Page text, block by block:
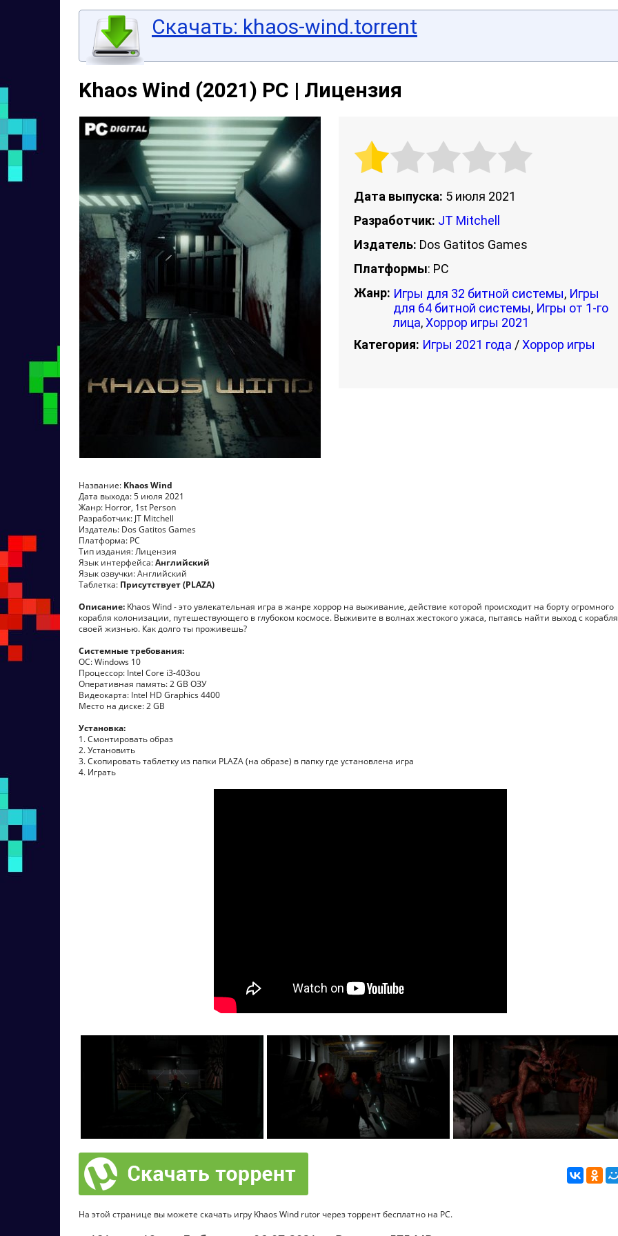
Скачать: khaos-wind.torrent
Khaos Wind (2021) PC | Лицензия
Дата выпуска: 5 июля 2021
Разработчик: JT Mitchell
Издатель: Dos Gatitos Games
Платформы: PC
Жанр: Игры для 32 битной системы, Игры
для 64 битной системы, Игры от 1-го
лица,Хоррор игры 2021
Категория: Игры 2021 года /Хоррор игры
Название: Khaos Wind
Дата выхода: 5 июля 2021
Жанр: Horror, 1st Person
Разработчик: JT Mitchell
Издатель: Dos Gatitos Games
Платформа: PC
Тип издания: Лицензия
Язык интерфейса:Английский
Язык озвучки: Английский
Таблетка: Присутствует (PLAZA)
Описание: Khaos Wind - это увлекательная игра в жанре хоррор на выживание, действие которой происходит на борту огромного
корабля колонизации, путешествующего в глубоком космосе. Выживите в волнах жестокого ужаса, пытаясь найти выход с корабля
своей жизнью. Как долго ты проживешь?
Системные требования:
ОС: Windows 10
Процессор: Intel Core i3-403ou
Оперативная память: 2 GB ОЗУ
Видеокарта: Intel HD Graphics 4400
Место на диске: 2 GB
Установка:
1. Смонтировать образ
2. Установить
3. Скопировать таблетку из папки PLAZA (на образе) в папку где установлена игра
4. Играть
На этой странице вы можете скачать игру Khaos Wind rutor через торрент бесплатно на PC.